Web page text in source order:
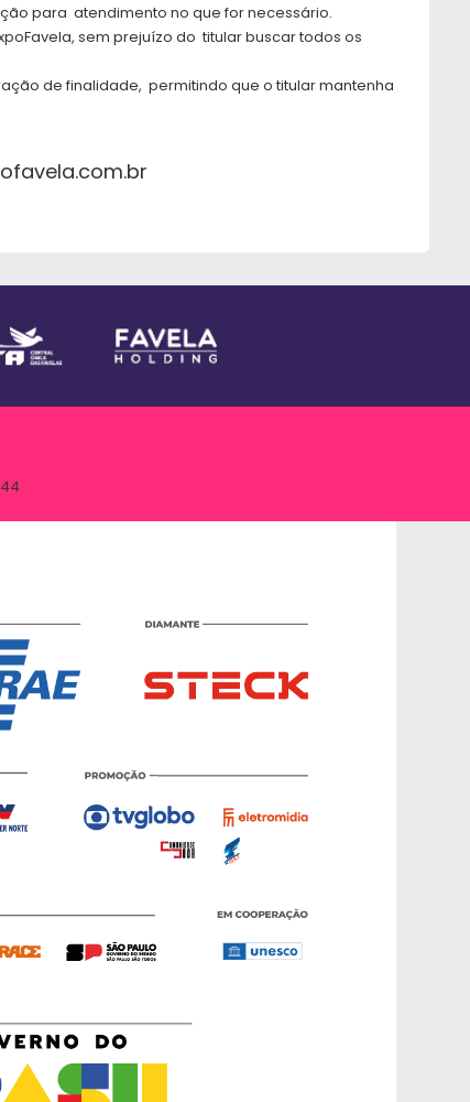
para atendimento no que for necessário.
sem prejuízo do titular buscar todos os
de finalidade, permitindo que o titular mantenha